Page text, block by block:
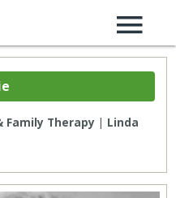
Family Therapy | Linda